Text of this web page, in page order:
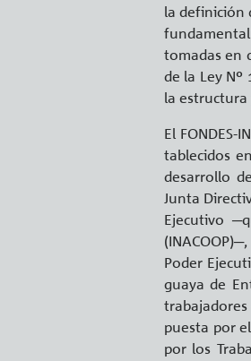
la de­fi­ni­ción
to­ma­das en
de la Ley Nº
la es­truc­tu­ra
El
ta­ble­ci­dos
desa­rro­llo
Junta
Eje­cu­ti­vo
Poder
gua­ya de
pues­ta por
por los